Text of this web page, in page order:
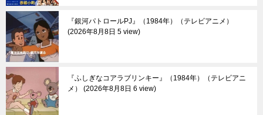
『銀河パトロールPJ』（1984年）（テレビアニメ）
2026年8月8日 5 view
『ふしぎなコアラブリンキー』（1984年）（テレビアニ
メ）
2026年8月8日 6 view